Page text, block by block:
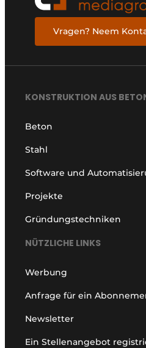
Vragen? Neem
KONSTRUKTION AUS
Beton
Stahl
Software und
Projekte
Gründungstechniken
NÜTZLICHE LINKS
Werbung
Anfrage für ein
Newsletter
Ein Stellenangebot